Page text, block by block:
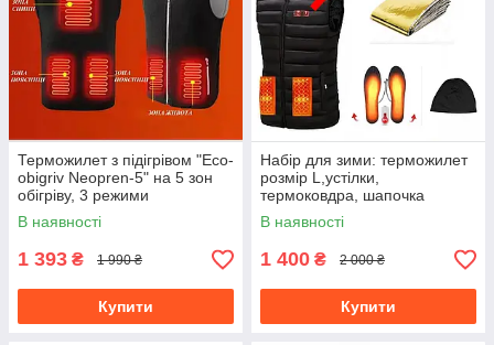
Терможилет з підігрівом "Eco-
obigriv Neopren-5" на 5 зон
обігріву, 3 режими
регулювання температури S
В наявності
1 393 ₴ 1 990 ₴
Купити
Набір для зими: терможилет
розмір L,устілки,
термоковдра, шапочка
В наявності
1 400 ₴ 2 000 ₴
Купити